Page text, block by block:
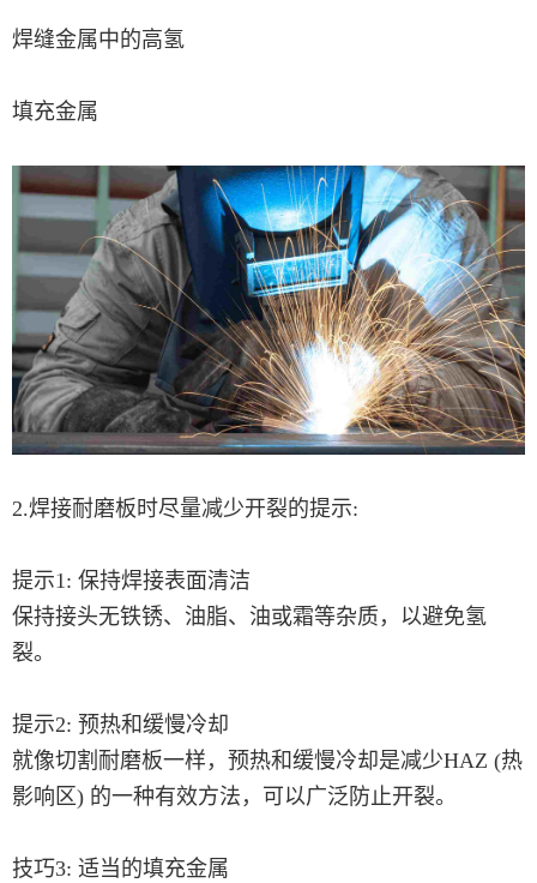
焊缝金属中的高氢
填充金属
2.焊接耐磨板时尽量减少开裂的提示:
提示1: 保持焊接表面清洁
保持接头无铁锈、油脂、油或霜等杂质，以避免氢
裂。
提示2: 预热和缓慢冷却
就像切割耐磨板一样，预热和缓慢冷却是减少HAZ (热
影响区) 的一种有效方法，可以广泛防止开裂。
技巧3: 适当的填充金属